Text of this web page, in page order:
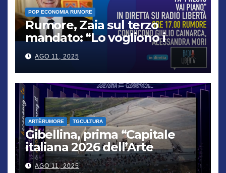
POP ECONOMIA RUMORE
Rumore, Zaia sul terzo
mandato: “Lo vogliono i
cittadini, chi non lo capisce
verrà punito”
AGO 11, 2025
ARTÈRUMORE TGCULTURA
Gibellina, prima “Capitale
italiana 2026 dell’Arte
contemporanea”
AGO 11, 2025